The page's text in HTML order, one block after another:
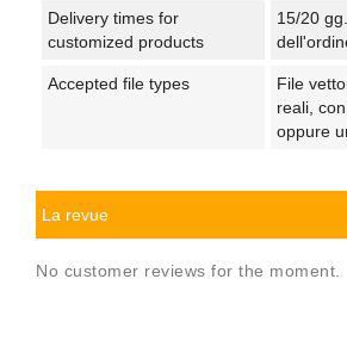
Delivery times for
customized products
15/20
Accepted file types
File
reali,
oppure
La revue
No customer reviews for the moment.